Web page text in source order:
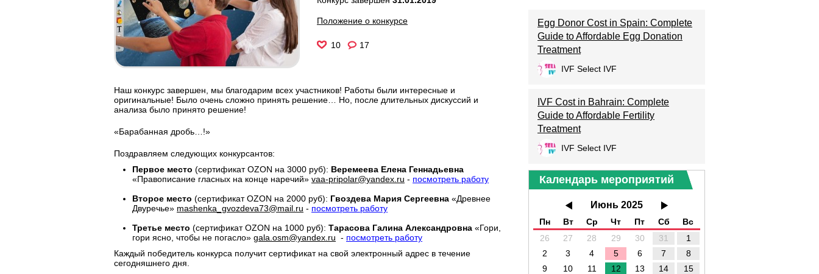
Положение о конкурсе
10 17
Наш конкурс завершен, мы благодарим всех участников! Работы были интересные и
оригинальные! Было очень сложно принять решение… Но, после длительных дискуссий и
анализа было принято решение!
«Барабанная дробь…!»
Поздравляем следующих конкурсантов:
Первое место (сертификат OZON на 3000 руб): Веремеева Елена Геннадьевна
«Правописание гласных на конце наречий» vaa-pripolar@yandex.ru - посмотреть работу
Второе место (сертификат OZON на 2000 руб): Гвоздева Мария Сергеевна «Древнее
Двуречье» mashenka_gvozdeva73@mail.ru - посмотреть работу
Третье место (сертификат OZON на 1000 руб): Тарасова Галина Александровна «Гори,
гори ясно, чтобы не погасло» gala.osm@yandex.ru - посмотреть работу
Каждый победитель конкурса получит сертификат на свой электронный адрес в течение
сегодняшнего дня.
Egg Donor Cost in Spain: Complete
Guide to Affordable Egg Donation
Treatment
IVF Select IVF
IVF Cost in Bahrain: Complete
Guide to Affordable Fertility
Treatment
IVF Select IVF
Календарь мероприятий
Июнь 2025
Пн Вт Ср Чт Пт Сб
Вс
26
27 28 29 30 31
1
2
3 4 5 6 7
8
9
10 11 12 13 14
15